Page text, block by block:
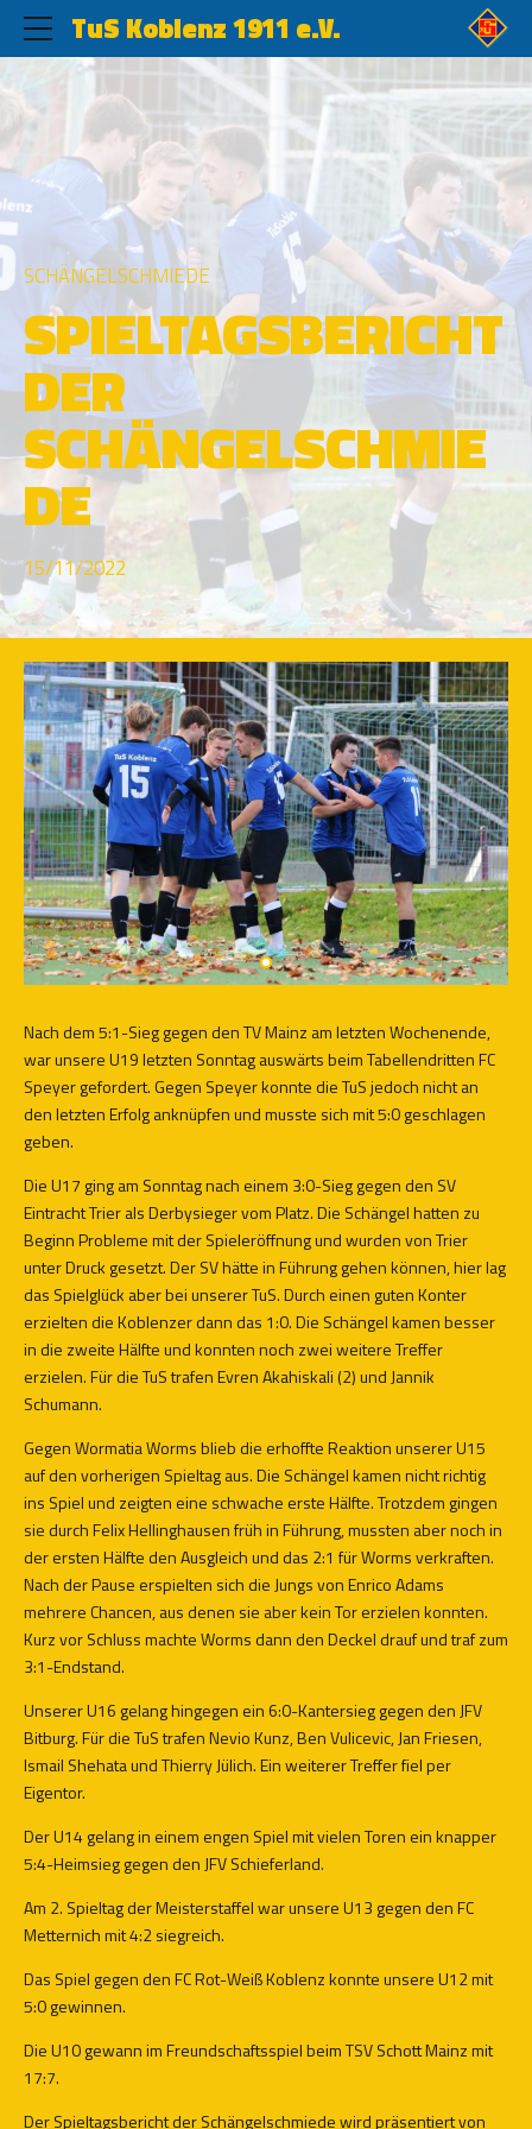
TuS Koblenz 1911 e.V.
SCHÄNGELSCHMIEDE
SPIELTAGSBERICHT
DER
SCHÄNGELSCHMIE
DE
15/11/2022
Nach dem 5:1-Sieg gegen den TV Mainz am letzten Wochenende,
war unsere U19 letzten Sonntag auswärts beim Tabellendritten FC
Speyer gefordert. Gegen Speyer konnte die TuS jedoch nicht an
den letzten Erfolg anknüpfen und musste sich mit 5:0 geschlagen
geben.
Die U17 ging am Sonntag nach einem 3:0-Sieg gegen den SV
Eintracht Trier als Derbysieger vom Platz. Die Schängel hatten zu
Beginn Probleme mit der Spieleröffnung und wurden von Trier
unter Druck gesetzt. Der SV hätte in Führung gehen können, hier lag
das Spielglück aber bei unserer TuS. Durch einen guten Konter
erzielten die Koblenzer dann das 1:0. Die Schängel kamen besser
in die zweite Hälfte und konnten noch zwei weitere Treffer
erzielen. Für die TuS trafen Evren Akahiskali (2) und Jannik
Schumann.
Gegen Wormatia Worms blieb die erhoffte Reaktion unserer U15
auf den vorherigen Spieltag aus. Die Schängel kamen nicht richtig
ins Spiel und zeigten eine schwache erste Hälfte. Trotzdem gingen
sie durch Felix Hellinghausen früh in Führung, mussten aber noch in
der ersten Hälfte den Ausgleich und das 2:1 für Worms verkraften.
Nach der Pause erspielten sich die Jungs von Enrico Adams
mehrere Chancen, aus denen sie aber kein Tor erzielen konnten.
Kurz vor Schluss machte Worms dann den Deckel drauf und traf zum
3:1-Endstand.
Unserer U16 gelang hingegen ein 6:0-Kantersieg gegen den JFV
Bitburg. Für die TuS trafen Nevio Kunz, Ben Vulicevic, Jan Friesen,
Ismail Shehata und Thierry Jülich. Ein weiterer Treffer fiel per
Eigentor.
Der U14 gelang in einem engen Spiel mit vielen Toren ein knapper
5:4-Heimsieg gegen den JFV Schieferland.
Am 2. Spieltag der Meisterstaffel war unsere U13 gegen den FC
Metternich mit 4:2 siegreich.
Das Spiel gegen den FC Rot-Weiß Koblenz konnte unsere U12 mit
5:0 gewinnen.
Die U10 gewann im Freundschaftsspiel beim TSV Schott Mainz mit
17:7.
Der Spieltagsbericht der Schängelschmiede wird präsentiert von